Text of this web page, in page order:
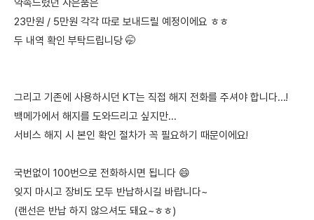
약속드렸던 사은품은
23만원 / 5만원 각각 따로 보내드릴 예정이에요 ㅎㅎ
두 내역 확인 부탁드립니당 🤭
그리고 기존에 사용하시던 KT는 직접 해지 전화를 주셔야 합니다...!
백메가에서 해지를 도와드리고 싶지만...
서비스 해지 시 본인 확인 절차가 꼭 필요하기 때문이에요!
국번없이 100번으로 전화하시면 됩니다 😄
잊지 마시고 장비도 모두 반납하시길 바랍니다~
(랜선은 반납 하지 않으셔도 돼요~ㅎㅎ)